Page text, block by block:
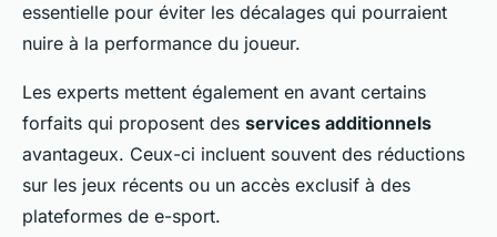
essentielle pour éviter les décalages qui pourraient
nuire à la performance du joueur.
Les experts mettent également en avant certains
forfaits qui proposent des services additionnels
avantageux. Ceux-ci incluent souvent des réductions
sur les jeux récents ou un accès exclusif à des
plateformes de e-sport.